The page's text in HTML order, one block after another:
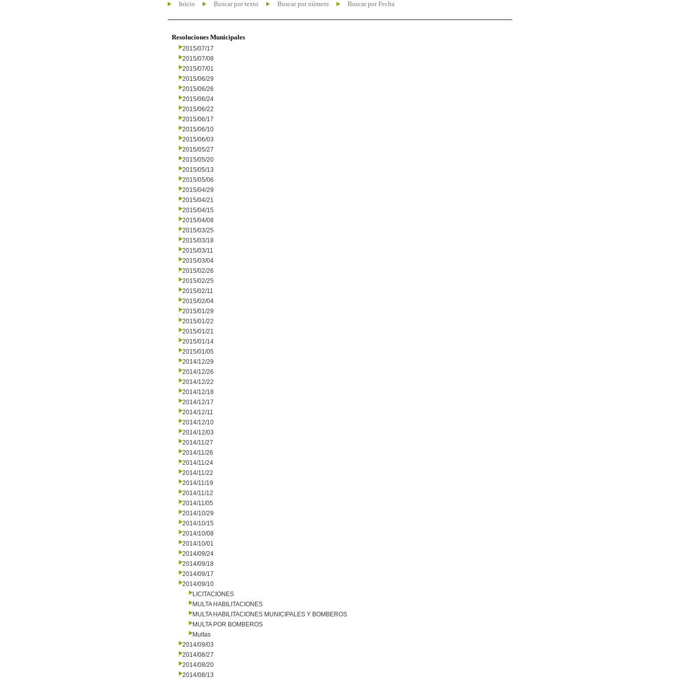
Inicio Buscar por texto Buscar por número Buscar por Fecha
Resoluciones Municipales
2015/07/17
2015/07/08
2015/07/01
2015/06/29
2015/06/26
2015/06/24
2015/06/22
2015/06/17
2015/06/10
2015/06/03
2015/05/27
2015/05/20
2015/05/13
2015/05/06
2015/04/29
2015/04/21
2015/04/15
2015/04/08
2015/03/25
2015/03/18
2015/03/11
2015/03/04
2015/02/26
2015/02/25
2015/02/11
2015/02/04
2015/01/29
2015/01/22
2015/01/21
2015/01/14
2015/01/05
2014/12/29
2014/12/26
2014/12/22
2014/12/18
2014/12/17
2014/12/11
2014/12/10
2014/12/03
2014/11/27
2014/11/26
2014/11/24
2014/11/22
2014/11/19
2014/11/12
2014/11/05
2014/10/29
2014/10/15
2014/10/08
2014/10/01
2014/09/24
2014/09/18
2014/09/17
2014/09/10
LICITACIONES
MULTA HABILITACIONES
MULTA HABILITACIONES MUNICIPALES Y BOMBEROS
MULTA POR BOMBEROS
Multas
2014/09/03
2014/08/27
2014/08/20
2014/08/13